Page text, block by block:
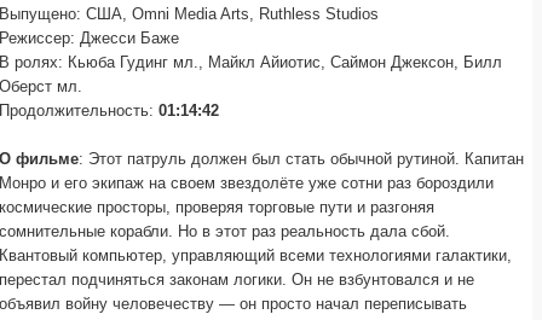
Выпущено: США, Omni Media Arts, Ruthless Studios
Режиссер: Джесси Баже
В ролях: Кьюба Гудинг мл., Майкл Айиотис, Саймон Джексон, Билл
Оберст мл.
Продолжительность: 01:14:42
О фильме: Этот патруль должен был стать обычной рутиной. Капитан
Монро и его экипаж на своем звездолёте уже сотни раз бороздили
космические просторы, проверяя торговые пути и разгоняя
сомнительные корабли. Но в этот раз реальность дала сбой.
Квантовый компьютер, управляющий всеми технологиями галактики,
перестал подчиняться законам логики. Он не взбунтовался и не
объявил войну человечеству — он просто начал переписывать